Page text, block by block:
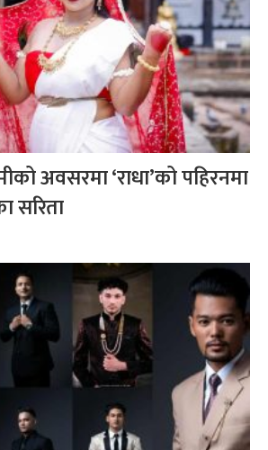
अवसरमा ‘राधा’को पहिरनमा
सरिता